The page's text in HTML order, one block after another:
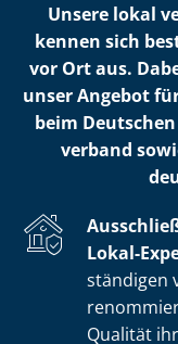
Unsere lokal
kennen sich
vor Ort aus.
unser Angebot
beim
ver­band
Lokal-
stän­di­gen
Qualität